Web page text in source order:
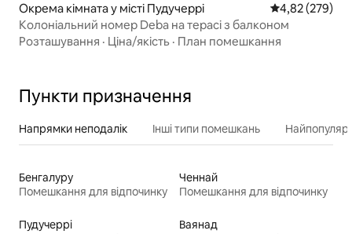
Окрема кімната у місті Пудучеррі Середня
4,82 (279)
Колоніальний номер Deba на терасі з балконом
Розташування · Ціна/якість · План помешкання
Пункти призначення
Напрямки неподалік Інші типи помешкань
Бенгалуру
Помешкання для відпочинку
Ченнай
Помешкання для відпочинку
Пудучеррі
Ваянад